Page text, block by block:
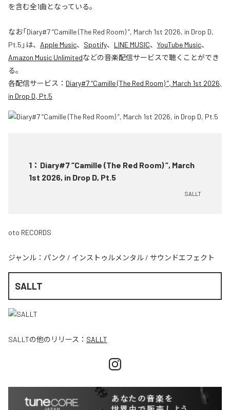
を含む全1曲となっている。
なお「Diary#7 “Camille (The Red Room) ”, March 1st 2026, in Drop D,
Pt.5 」は、 Apple Music、 Spotify、 LINE MUSIC、 YouTube Music、
Amazon Music Unlimitedなどの音楽配信サービスで聴くことができ
る。
各配信サービス： Diary#7 “Camille (The Red Room) ”, March 1st 2026,
in Drop D, Pt.5
1 ： Diary#7 “Camille (The Red Room) ”, March
1st 2026, in Drop D, Pt.5
SALLT
oto RECORDS
ジャンル： パンク / インストゥルメンタル / サウンドエフェクト
SALLT
SALLTの他のリリース： SALLT